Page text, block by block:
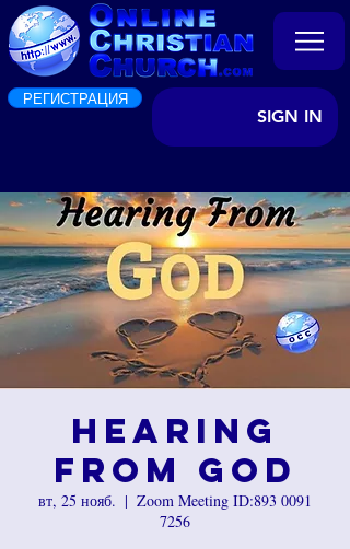
РЕГИСТРАЦИЯ
SIGN IN
Hearing
from God
вт, 25 нояб.
  |
Zoom Meeting ID:893 0091
7256